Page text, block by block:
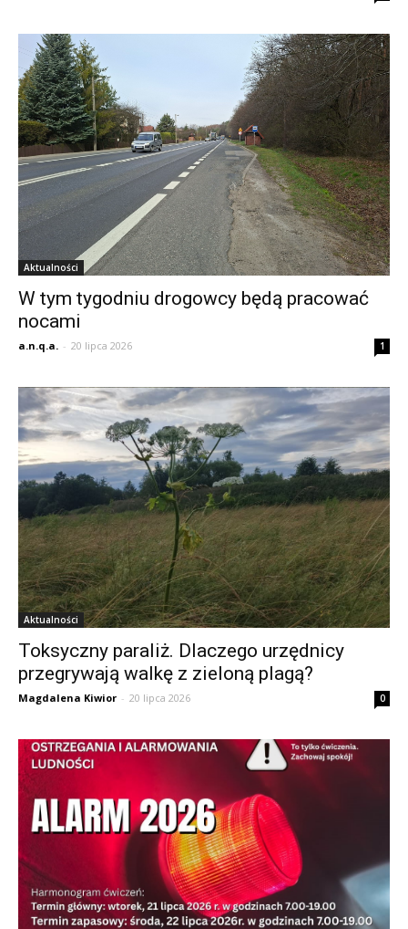
Aktualności
W tym tygodniu drogowcy będą pracować
nocami
a.n.q.a. - 20 lipca 2026 1
Aktualności
Toksyczny paraliż. Dlaczego urzędnicy
przegrywają walkę z zieloną plagą?
Magdalena Kiwior - 20 lipca 2026 0